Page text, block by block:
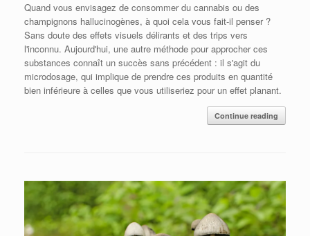
Quand vous envisagez de consommer du cannabis ou des
champignons hallucinogènes, à quoi cela vous fait-il penser ?
Sans doute des effets visuels délirants et des trips vers
l'inconnu. Aujourd'hui, une autre méthode pour approcher ces
substances connaît un succès sans précédent : il s'agit du
microdosage, qui implique de prendre ces produits en quantité
bien inférieure à celles que vous utiliseriez pour un effet planant.
Continue reading